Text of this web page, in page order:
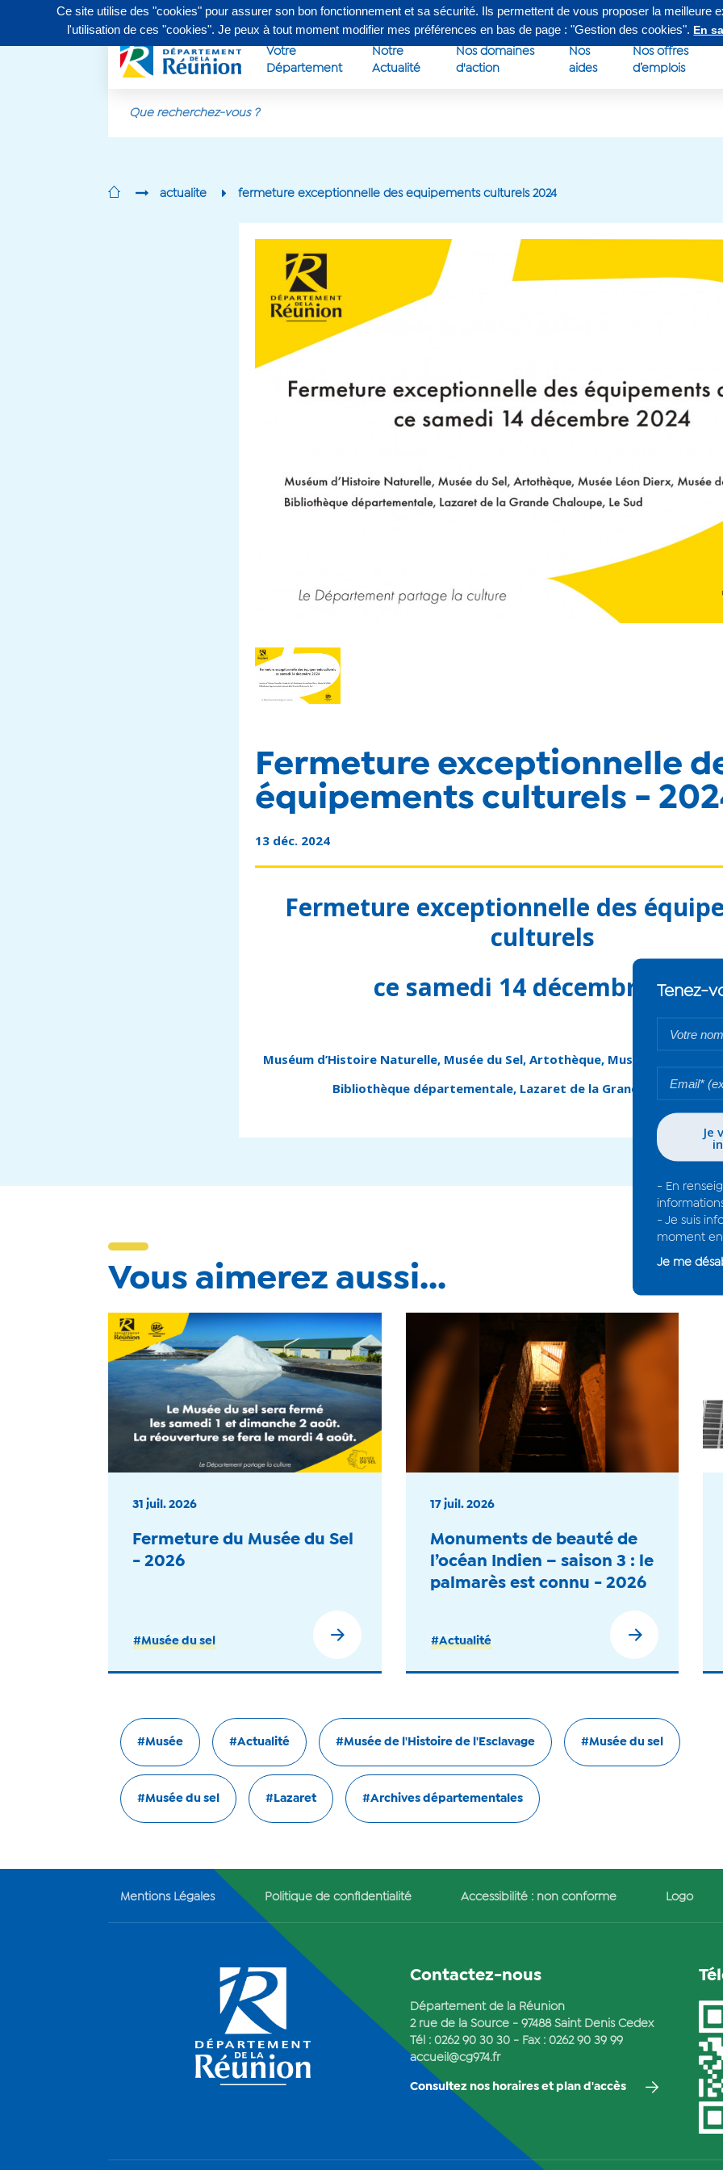
Contactez-nous au 0262 90 30 30, du lundi au vendredi de 8h à 16h30
Votre
Département
Notre
Actualité
Nos domaines
d'action
Nos
aides
Nos offres
d’emplois
actualite fermeture exceptionnelle des equipements culturels 2024
Fermeture exceptionnelle
équipements culturels -
13 déc. 2024
Fermeture exceptionnelle des
culturels
ce samedi 14 décembre 2024
Muséum d’Histoire Naturelle, Musée du Sel, Artothèque, Musée Léon Dierx,
Bibliothèque départementale, Lazaret de la Grande Chaloupe,
Vous aimerez aussi...
31 juil. 2026
Fermeture du Musée du Sel
- 2026
#Musée du sel
17 juil. 2026
Monuments de beauté de
l’océan Indien – saison 3 : le
palmarès est connu - 2026
#Actualité
#Musée #Actualité #Musée de l'Histoire de l'Esclavage #Musée du sel
#Musée du sel #Lazaret #Archives départementales
Mentions Légales Politique de confidentialité Accessibilité : non conforme Logo
Contactez-nous
Département de la Réunion
2 rue de la Source - 97488 Saint Denis Cedex
Tél : 0262 90 30 30- Fax : 0262 90 39 99
accueil@cg974.fr
Consultez nos horaires et plan d'accès
Ce site utilise des "cookies" pour assurer son bon fonctionnement et sa sécurité. Ils permettent de vous proposer la meilleure
l'utilisation de ces "cookies". Je peux à tout moment modifier mes préférences en bas de page : "Gestion des cookies". En